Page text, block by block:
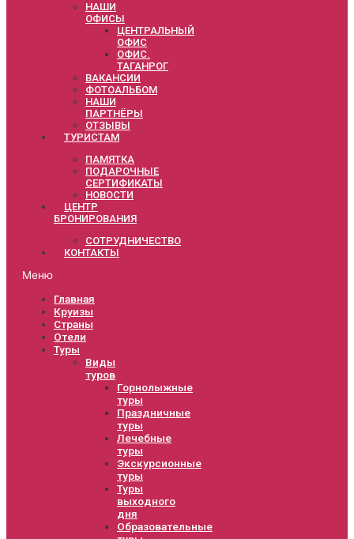
НАШИ
ОФИСЫ
ЦЕНТРАЛЬНЫЙ
ОФИС
ОФИС.
ТАГАНРОГ
ВАКАНСИИ
ФОТОАЛЬБОМ
НАШИ
ПАРТНЁРЫ
ОТЗЫВЫ
ТУРИСТАМ
ПАМЯТКА
ПОДАРОЧНЫЕ
СЕРТИФИКАТЫ
НОВОСТИ
ЦЕНТР
БРОНИРОВАНИЯ
СОТРУДНИЧЕСТВО
КОНТАКТЫ
Меню
Главная
Круизы
Страны
Отели
Туры
Виды
туров
Горнолыжные
туры
Праздничные
туры
Лечебные
туры
Экскурсионные
туры
Туры
выходного
дня
Образовательные